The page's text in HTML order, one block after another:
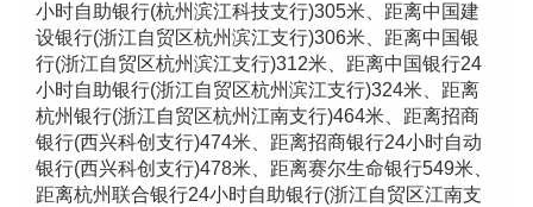
小时自助银行(杭州滨江科技支行)305米、距离中国建
设银行(浙江自贸区杭州滨江支行)306米、距离中国银
行(浙江自贸区杭州滨江支行)312米、距离中国银行24
小时自助银行(浙江自贸区杭州滨江支行)324米、距离
杭州银行(浙江自贸区杭州江南支行)464米、距离招商
银行(西兴科创支行)474米、距离招商银行24小时自动
银行(西兴科创支行)478米、距离赛尔生命银行549米、
距离杭州联合银行24小时自助银行(浙江自贸区江南支